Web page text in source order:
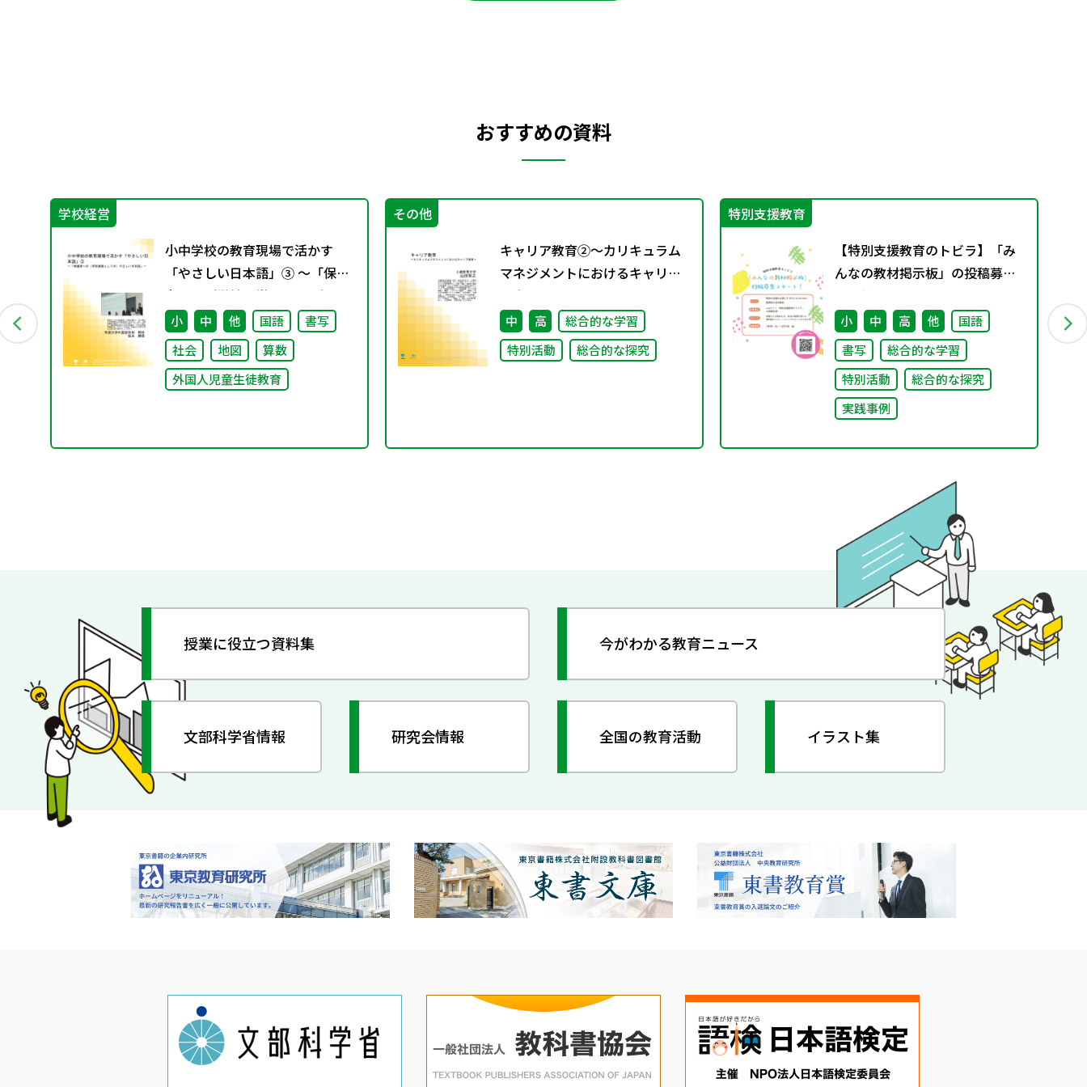
おすすめの資料
学校経営
小中学校の教育現場で活かす
「やさしい日本語」③ ～「保護
者への（学校運営としての）や
さしい日本語」～
小 中 他 国語
書写
社会
地図
算数
外国人児童生徒教育
その他
キャリア教育②～カリキュラム
マネジメントにおけるキャリア
教育～
中 高
総合的な学習
特別活動
総合的な探究
特別支援教育
【特別支援教育のトビラ】「み
んなの教材掲示板」の投稿募集
を開始しました！
小 中 高 他
国語
書写
総合的な学習
特別活動
総合的な探究
実践事例
授業に役立つ資料集 今がわかる教育ニュース
文部科学省情報 研究会情報 全国の教育活動 イラスト集